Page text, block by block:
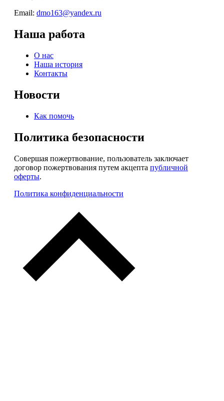
Email: dmo163@yandex.ru
Наша работа
О нас
Наша история
Контакты
Новости
Как помочь
Политика безопасности
Совершая пожертвование, пользователь заключает
договор пожертвования путем акцепта публичной
оферты.
Политика конфиденциальности